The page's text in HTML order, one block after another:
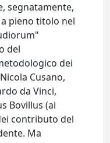
segnatamente,
pieno titolo nel
del
dei
Cusano,
da Vinci,
Bovillus (ai
contributo del
Ma